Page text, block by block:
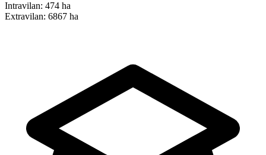
Intravilan: 474 ha
Extravilan: 6867 ha